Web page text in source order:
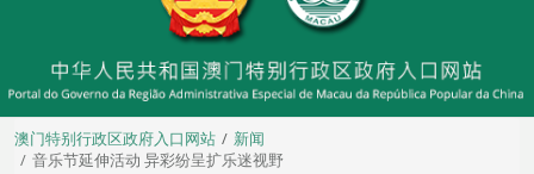
澳门特别行政区政府入口网站
新闻
音乐节延伸活动 异彩纷呈扩乐迷视野